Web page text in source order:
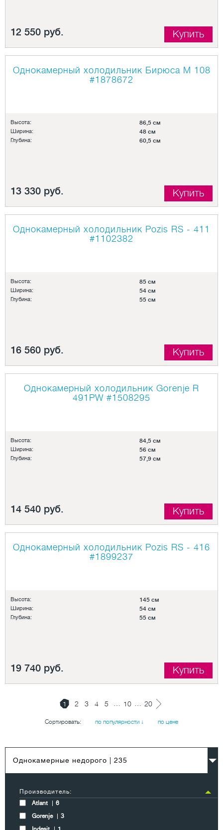
12 550 руб. Купить
Однокамерный холодильник Бирюса M 108
#1878672
Высота: 86,5 см
Ширина: 48 см
Глубина: 60,5 см
13 330 руб. Купить
Однокамерный холодильник Pozis RS - 411
#1102382
Высота: 85 см
Ширина: 54 см
Глубина: 55 см
16 560 руб. Купить
Однокамерный холодильник Gorenje R
491PW #1508295
Высота: 84,5 см
Ширина: 56 см
Глубина: 57,9 см
14 540 руб. Купить
Однокамерный холодильник Pozis RS - 416
#1899237
Высота: 145 см
Ширина: 54 см
Глубина: 55 см
19 740 руб. Купить
1 2 3 4 5 10 20
Сортировать: по популярности ↓ по цене
Однокамерные недорого | 235
Производитель:
Atlant
6
Gorenje
3